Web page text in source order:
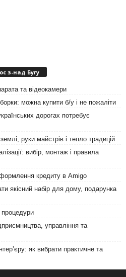
з-над Бугу
та відеокамери
можна купити б/у і не пожаліти
дорогах потребує
руки майстрів і тепло традицій
вибір, монтаж і правила
кредиту в Amigo
якісний набір для дому, подарунка
процедури
управління та
як вибрати практичне та